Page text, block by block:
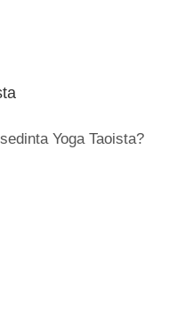
Yoga Taoista?